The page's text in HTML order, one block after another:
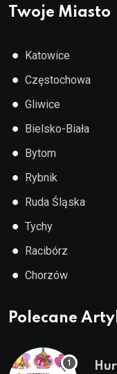
Twoje Miasto
● Katowice
● Częstochowa
● Gliwice
● Bielsko-Biała
● Bytom
● Rybnik
● Ruda Śląska
● Tychy
● Racibórz
● Chorzów
Polecane